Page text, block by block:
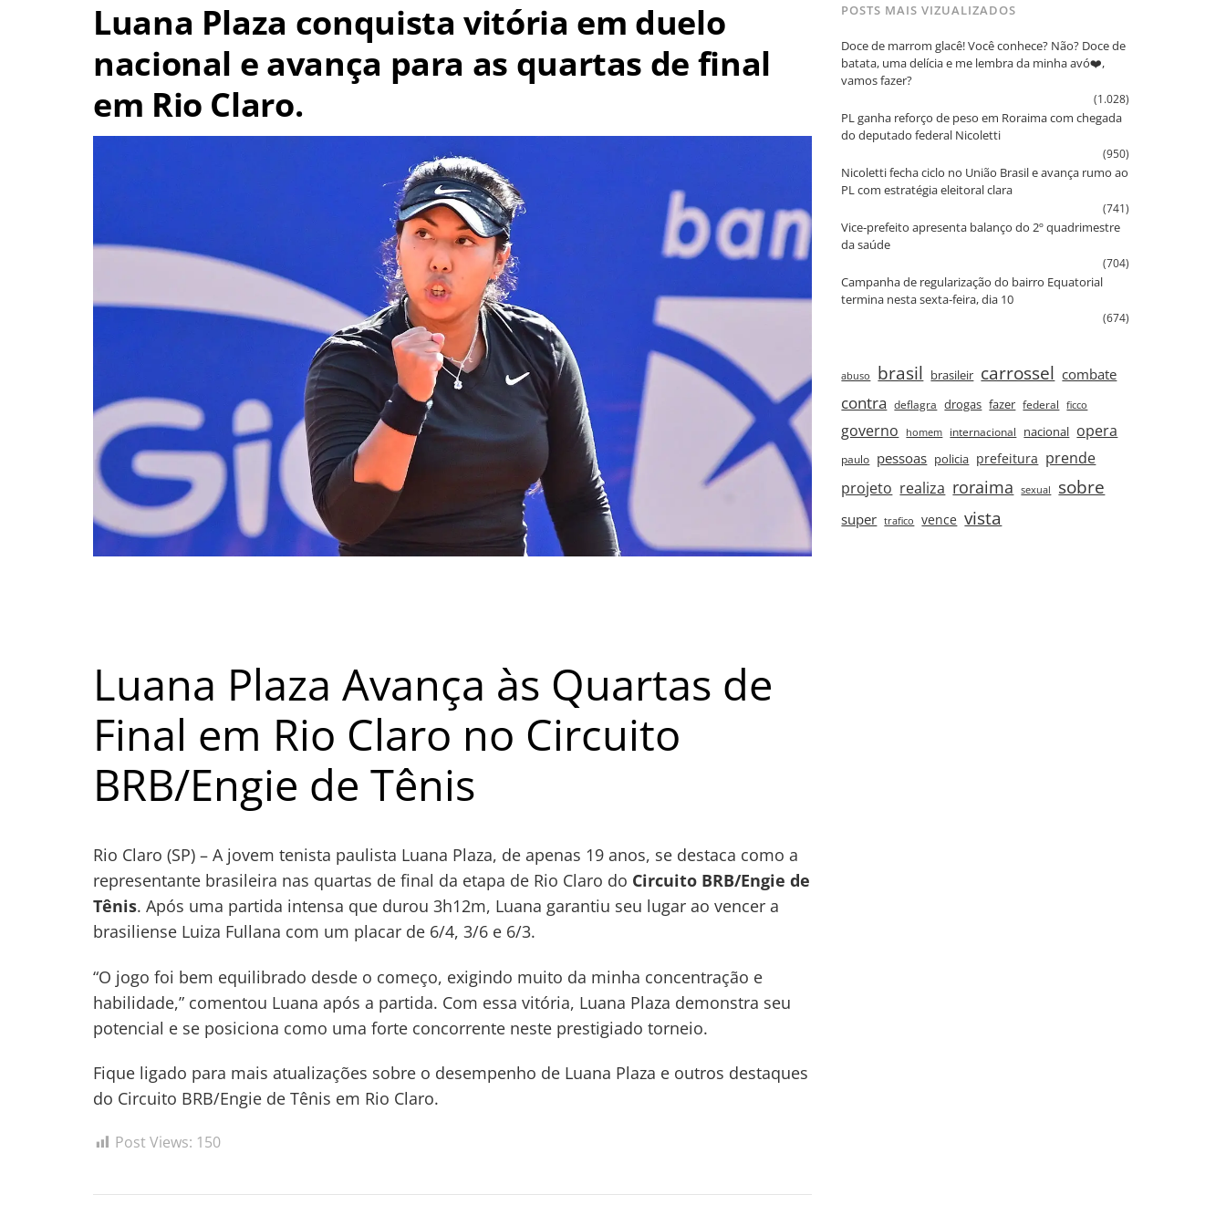
Luana Plaza conquista vitória em duelo
nacional e avança para as quartas de final
em Rio Claro.
Luana Plaza Avança às Quartas de
Final em Rio Claro no Circuito
BRB/Engie de Tênis
Rio Claro (SP) – A jovem tenista paulista Luana Plaza, de apenas 19 anos, se destaca como a
representante brasileira nas quartas de final da etapa de Rio Claro do Circuito BRB/Engie de
Tênis. Após uma partida intensa que durou 3h12m, Luana garantiu seu lugar ao vencer a
brasiliense Luiza Fullana com um placar de 6/4, 3/6 e 6/3.
“O jogo foi bem equilibrado desde o começo, exigindo muito da minha concentração e
habilidade,” comentou Luana após a partida. Com essa vitória, Luana Plaza demonstra seu
potencial e se posiciona como uma forte concorrente neste prestigiado torneio.
Fique ligado para mais atualizações sobre o desempenho de Luana Plaza e outros destaques
do Circuito BRB/Engie de Tênis em Rio Claro.
Post Views: 150
Navegação
POSTS MAIS VIZUALIZADOS
Doce de marrom glacê! Você conhece? Não? Doce de
batata, uma delícia e me lembra da minha avó❤️,
vamos fazer?
(1.028)
PL ganha reforço de peso em Roraima com chegada
do deputado federal Nicoletti
(950)
Nicoletti fecha ciclo no União Brasil e avança rumo ao
PL com estratégia eleitoral clara
(741)
Vice‑prefeito apresenta balanço do 2º quadrimestre
da saúde
(704)
Campanha de regularização do bairro Equatorial
termina nesta sexta‑feira, dia 10
(674)
abuso brasil brasileir carrossel combate
contra deflagra drogas fazer federal ficco
governo homem internacional nacional opera
paulo pessoas policia prefeitura prende
projeto realiza roraima sexual sobre
super trafico vence vista